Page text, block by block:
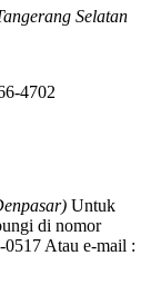
Selatan
4702
Untuk
di nomor
Atau e-mail :